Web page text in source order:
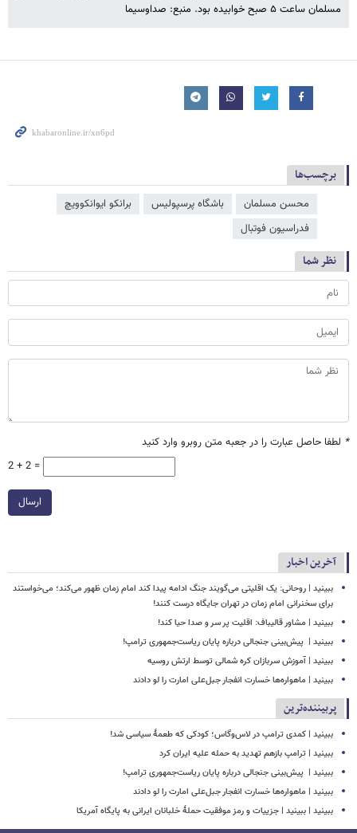
مسلمان ساعت ۵ صبح خوابیده بود. منبع: صداوسیما
برچسب‌ها
محسن مسلمان باشگاه پرسپولیس
برانکو ایوانکوویچ
فدراسیون فوتبال
نظر شما
* لطفا حاصل عبارت را در جعبه متن روبرو وارد کنید
2 + 2 =
ارسال
آخرین اخبار
ببینید | روحانی: یک اقلیتی می‌گویند جنگ ادامه پیدا کند امام زمان ظهور می‌کند؛ می‌خواستند
برای سخنرانی امام زمان در تهران جایگاه درست کنند!
ببینید | مشاور قالیباف: اقلیت پر سر و صدا حیا کند!
ببینید | ‏ پیش‌بینی جنجالی درباره پایان ریاست‌جمهوری ترامپ!
ببینید | آموزش سربازان کره شمالی توسط ارتش روسیه
ببینید | ماهواره‌ها خسارت انفجار جبل‌علی امارت را لو دادند
پربیننده‌ترین
ببینید | کمدی ترامپ در لاس‌وگاس؛ کودکی که طعمۀ سیاسی شد!
ببینید | ترامپ بازهم تهدید به حمله علیه ایران کرد
ببینید | ‏ پیش‌بینی جنجالی درباره پایان ریاست‌جمهوری ترامپ!
ببینید | ماهواره‌ها خسارت انفجار جبل‌علی امارت را لو دادند
ببینید | ببینید | جزییات و رمز موفقیت حملۀ خلبانان ایرانی به پایگاه آمریکا